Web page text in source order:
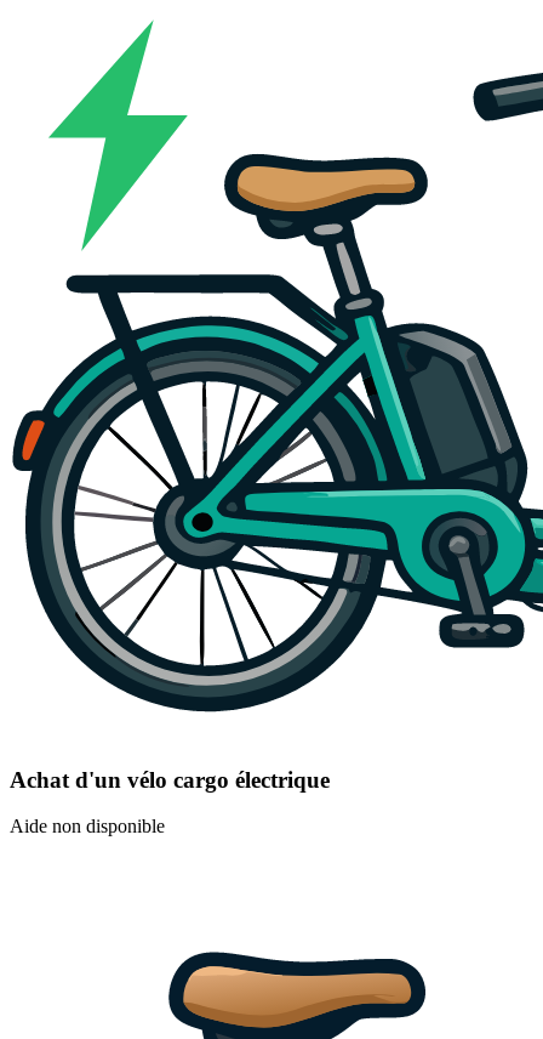
Achat d'un vélo cargo électrique
Aide non disponible